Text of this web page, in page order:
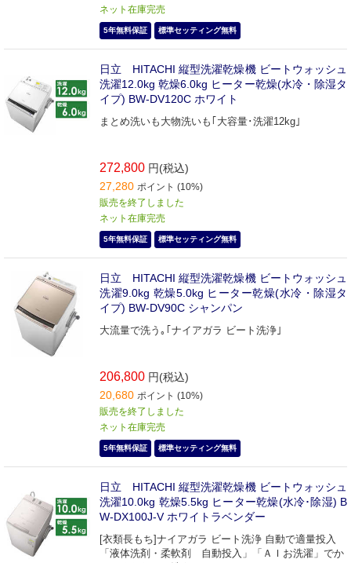
ネット在庫完売
5年無料保証 標準セッティング無料
日立 HITACHI 縦型洗濯乾燥機 ビートウォッシュ
洗濯12.0kg 乾燥6.0kg ヒーター乾燥(水冷・除湿タ
イプ) BW-DV120C ホワイト
まとめ洗いも大物洗いも｢大容量･洗濯12kg｣
272,800 円(税込)
27,280 ポイント (10%)
販売を終了しました
ネット在庫完売
5年無料保証 標準セッティング無料
日立 HITACHI 縦型洗濯乾燥機 ビートウォッシュ
洗濯9.0kg 乾燥5.0kg ヒーター乾燥(水冷・除湿タ
イプ) BW-DV90C シャンパン
大流量で洗う｡｢ナイアガラ ビート洗浄｣
206,800 円(税込)
20,680 ポイント (10%)
販売を終了しました
ネット在庫完売
5年無料保証 標準セッティング無料
日立 HITACHI 縦型洗濯乾燥機 ビートウォッシュ
洗濯10.0kg 乾燥5.5kg ヒーター乾燥(水冷･除湿) B
W-DX100J-V ホワイトラベンダー
[衣類長もち]ナイアガラ ビート洗浄 自動で適量投入
「液体洗剤・柔軟剤 自動投入」「ＡＩお洗濯」でか